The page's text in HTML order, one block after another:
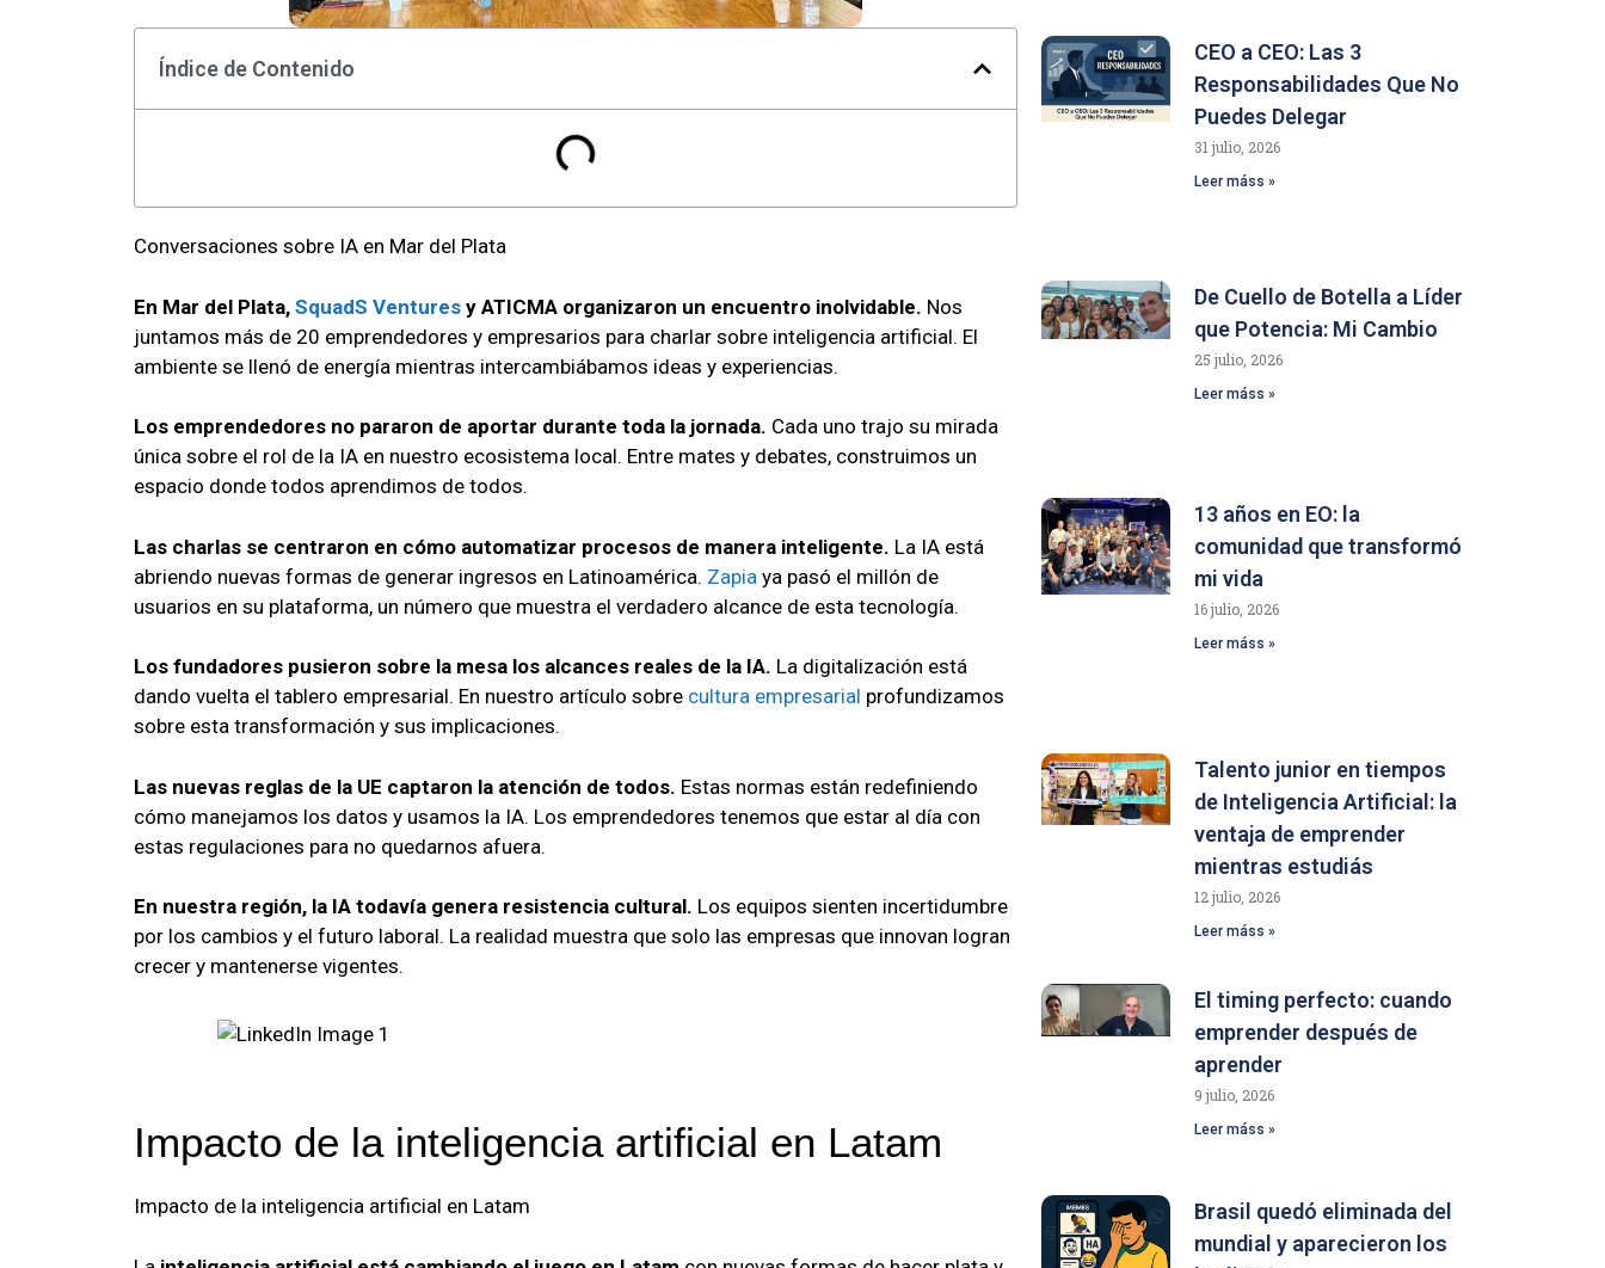
Índice de Contenido
Conversaciones sobre IA en Mar del Plata
En Mar del Plata, SquadS Ventures y ATICMA organizaron un encuentro inolvidable. Nos
juntamos más de 20 emprendedores y empresarios para charlar sobre inteligencia artificial. El
ambiente se llenó de energía mientras intercambiábamos ideas y experiencias.
Los emprendedores no pararon de aportar durante toda la jornada. Cada uno trajo su mirada
única sobre el rol de la IA en nuestro ecosistema local. Entre mates y debates, construimos un
espacio donde todos aprendimos de todos.
Las charlas se centraron en cómo automatizar procesos de manera inteligente. La IA está
abriendo nuevas formas de generar ingresos en Latinoamérica. Zapia ya pasó el millón de
usuarios en su plataforma, un número que muestra el verdadero alcance de esta tecnología.
Los fundadores pusieron sobre la mesa los alcances reales de la IA. La digitalización está
dando vuelta el tablero empresarial. En nuestro artículo sobre cultura empresarial profundizamos
sobre esta transformación y sus implicaciones.
Las nuevas reglas de la UE captaron la atención de todos. Estas normas están redefiniendo
cómo manejamos los datos y usamos la IA. Los emprendedores tenemos que estar al día con
estas regulaciones para no quedarnos afuera.
En nuestra región, la IA todavía genera resistencia cultural. Los equipos sienten incertidumbre
por los cambios y el futuro laboral. La realidad muestra que solo las empresas que innovan logran
crecer y mantenerse vigentes.
Impacto de la inteligencia artificial en Latam
Impacto de la inteligencia artificial en Latam
CEO a CEO: Las 3
Responsabilidades Que No
Puedes Delegar
31 julio, 2026
Leer máss »
De Cuello de Botella a Líder
que Potencia: Mi Cambio
25 julio, 2026
Leer máss »
13 años en EO: la
comunidad que transformó
mi vida
16 julio, 2026
Leer máss »
Talento junior en tiempos
de Inteligencia Artificial: la
ventaja de emprender
mientras estudiás
12 julio, 2026
Leer máss »
El timing perfecto: cuando
emprender después de
aprender
9 julio, 2026
Leer máss »
Brasil quedó eliminada del
mundial y aparecieron los